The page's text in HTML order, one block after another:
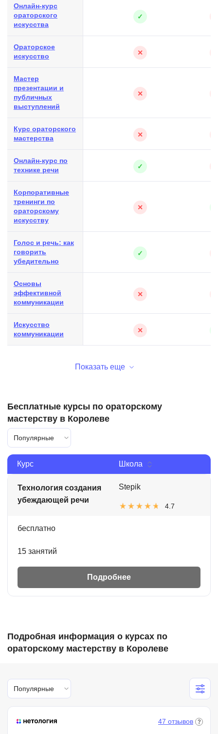
Онлайн-курс
ораторского
искусства
✓
Ораторское
искусство
✕
Мастер
презентации и
публичных
выступлений
✕
Курс ораторского
мастерства
✕
Онлайн-курс по
технике речи
✓
Корпоративные
тренинги по
ораторскому
искусству
✕
Голос и речь: как
говорить
убедительно
✓
Основы
эффективной
коммуникации
✕
Искусство
коммуникации
✕
Показать еще
Бесплатные курсы по ораторскому
мастерству в Королеве
Популярные
Курс Школа
Технология создания
убеждающей речи
Stepik
4.7
бесплатно
15 занятий
Подробнее
Подробная информация о курсах по
ораторскому мастерству в Королеве
Популярные
47 отзывов